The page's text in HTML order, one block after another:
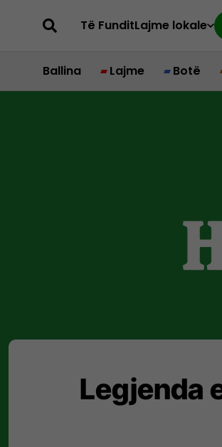
Të FunditLajme lokale
Ballina Lajme Botë
Legjenda